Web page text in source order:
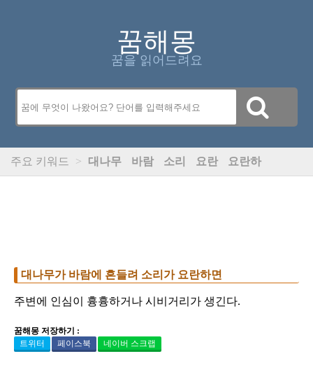
꿈해몽
꿈을 읽어드려요
주요 키워드 > 대나무 바람 소리 요란 요란하
대나무가 바람에 흔들려 소리가 요란하면
주변에 인심이 흉흉하거나 시비거리가 생긴다.
꿈해몽 저장하기 :
트위터
페이스북 네이버 스크랩